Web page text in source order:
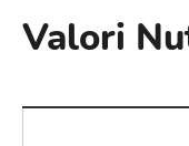
Valori